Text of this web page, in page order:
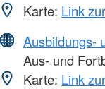
Karte: Link
Ausbildungs-
Aus- und
Karte: Link